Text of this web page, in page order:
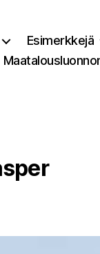
Esimerkkejä